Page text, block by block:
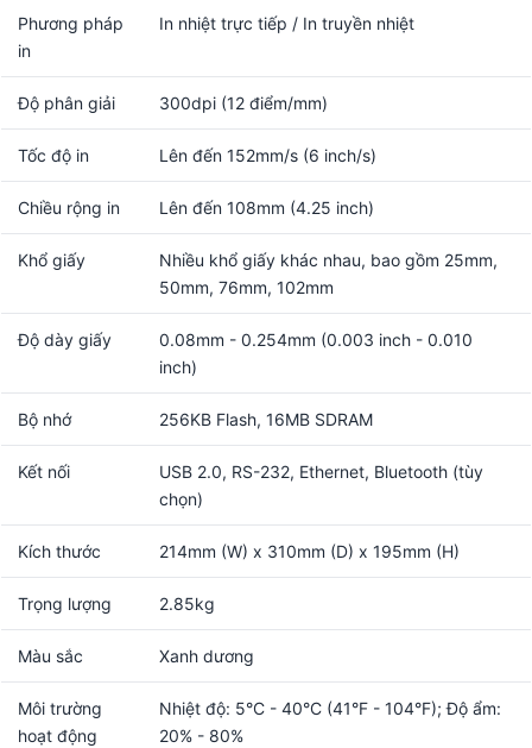
Phương pháp
in
In nhiệt trực tiếp / In truyền nhiệt
Độ phân giải 300dpi (12 điểm/mm)
Tốc độ in Lên đến 152mm/s (6 inch/s)
Chiều rộng in Lên đến 108mm (4.25 inch)
Khổ giấy
Nhiều khổ giấy khác nhau, bao gồm 25mm,
50mm, 76mm, 102mm
Độ dày giấy
0.08mm - 0.254mm (0.003 inch - 0.010
inch)
Bộ nhớ 256KB Flash, 16MB SDRAM
Kết nối
USB 2.0, RS-232, Ethernet, Bluetooth (tùy
chọn)
Kích thước 214mm (W) x 310mm (D) x 195mm (H)
Trọng lượng 2.85kg
Màu sắc Xanh dương
Môi trường
hoạt động
Nhiệt độ: 5°C - 40°C (41°F - 104°F); Độ ẩm:
20% - 80%